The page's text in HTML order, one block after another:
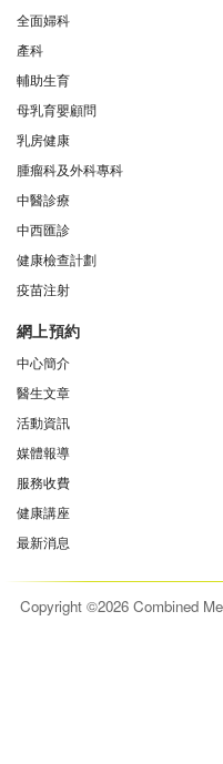
全面婦科
產科
輔助生育
母乳育嬰顧問
乳房健康
腫瘤科及外科專科
中醫診療
中西匯診
健康檢查計劃
疫苗注射
網上預約
中心簡介
醫生文章
活動資訊
媒體報導
服務收費
健康講座
最新消息
Copyright ©2026 Combined